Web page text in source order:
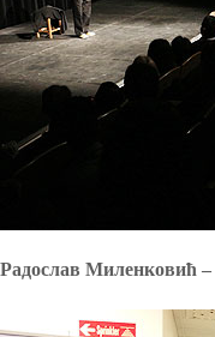
Радослав Миленковић